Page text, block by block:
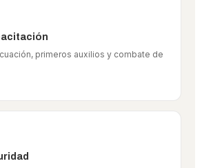
primeros auxilios y combate de